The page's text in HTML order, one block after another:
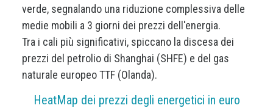
verde, segnalando una riduzione complessiva delle
medie mobili a 3 giorni dei prezzi dell'energia.
Tra i cali più significativi, spiccano la discesa dei
prezzi del petrolio di Shanghai (SHFE) e del gas
naturale europeo TTF (Olanda).
HeatMap dei prezzi degli energetici in euro